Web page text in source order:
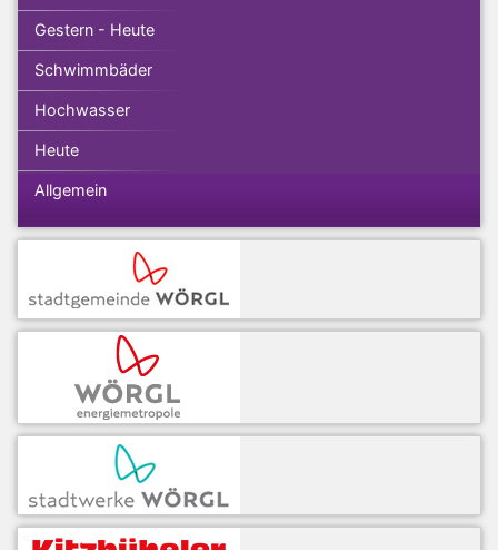
Gestern - Heute
Schwimmbäder
Hochwasser
Heute
Allgemein